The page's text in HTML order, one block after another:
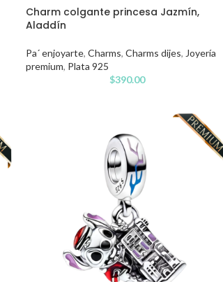
Charm colgante princesa Jazmín,
Aladdín
Pa´ enjoyarte, Charms, Charms dijes, Joyería
premium, Plata 925
$390.00